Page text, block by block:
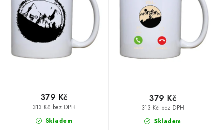
Skladem
313 Kč bez DPH
379 Kč
Skladem
313 Kč bez DPH
379 Kč